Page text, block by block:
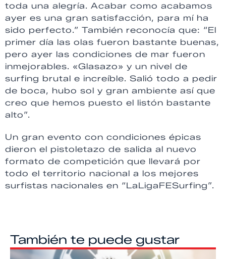
toda una alegría. Acabar como acabamos
ayer es una gran satisfacción, para mí ha
sido perfecto.” También reconocía que: “El
primer día las olas fueron bastante buenas,
pero ayer las condiciones de mar fueron
inmejorables. «Glasazo» y un nivel de
surfing brutal e increíble. Salió todo a pedir
de boca, hubo sol y gran ambiente así que
creo que hemos puesto el listón bastante
alto”.
Un gran evento con condiciones épicas
dieron el pistoletazo de salida al nuevo
formato de competición que llevará por
todo el territorio nacional a los mejores
surfistas nacionales en “LaLigaFESurfing”.
También te puede gustar